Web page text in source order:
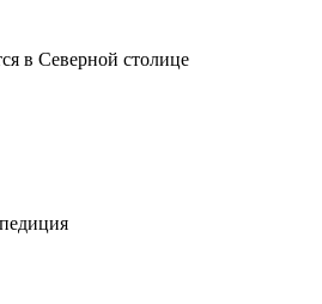
в Северной столице